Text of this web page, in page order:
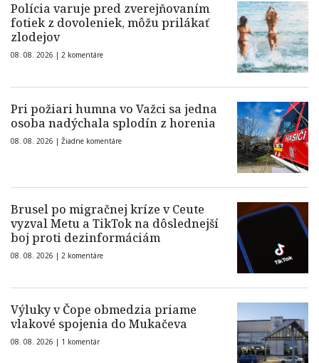
Polícia varuje pred zverejňovaním
fotiek z dovoleniek, môžu prilákať
zlodejov
08. 08. 2026 | 2 komentáre
Pri požiari humna vo Važci sa jedna
osoba nadýchala splodín z horenia
08. 08. 2026 | Žiadne komentáre
Brusel po migračnej kríze v Ceute
vyzval Metu a TikTok na dôslednejší
boj proti dezinformáciám
08. 08. 2026 | 2 komentáre
Výluky v Čope obmedzia priame
vlakové spojenia do Mukačeva
08. 08. 2026 | 1 komentár